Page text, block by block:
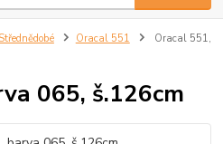
Střednědobé Oracal 551
Oracal 551,
065, š.126cm